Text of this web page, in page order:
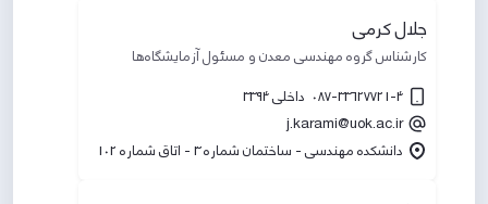
جلال کرمی
کارشناس گروه مهندسی معدن و مسئول آزمایشگاه‌ها
087-33627721-4 داخلی 3394
j.karami@uok.ac.ir
دانشکده مهندسی - ساختمان شماره 3 - اتاق شماره 102